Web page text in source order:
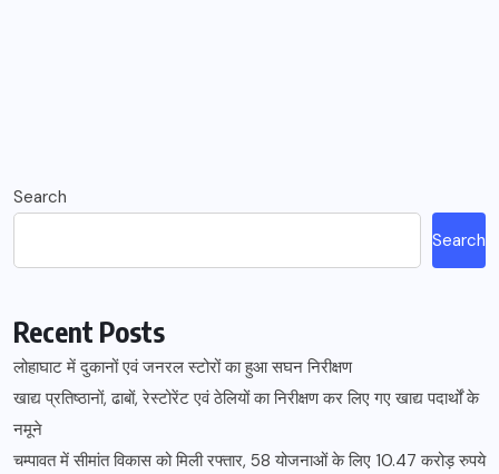
Search
Search
Recent Posts
लोहाघाट में दुकानों एवं जनरल स्टोरों का हुआ सघन निरीक्षण
खाद्य प्रतिष्ठानों, ढाबों, रेस्टोरेंट एवं ठेलियों का निरीक्षण कर लिए गए खाद्य पदार्थों के
नमूने
चम्पावत में सीमांत विकास को मिली रफ्तार, 58 योजनाओं के लिए 10.47 करोड़ रुपये